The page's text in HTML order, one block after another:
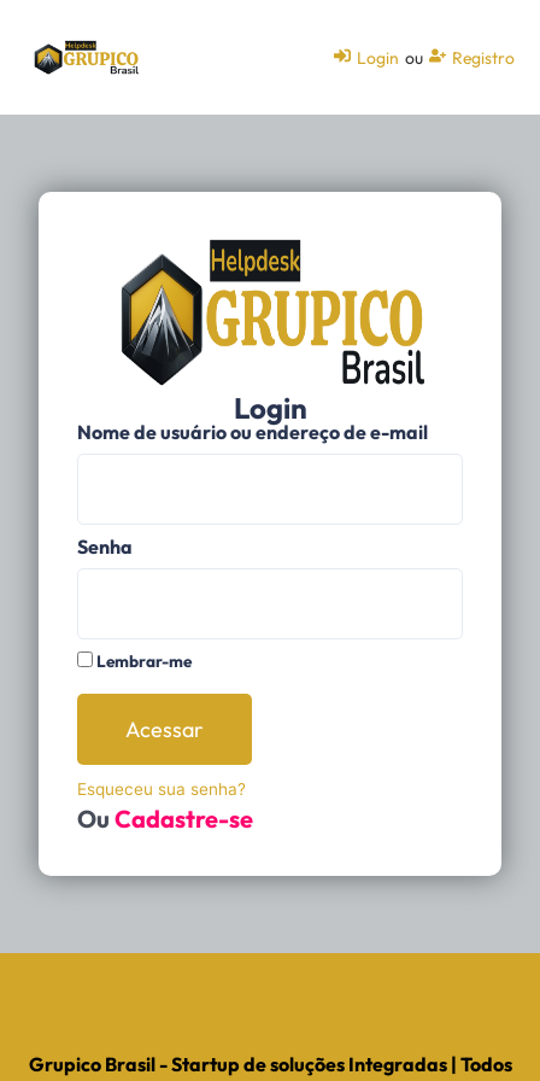
Login ou Registro
Login
Nome de usuário ou endereço de e-mail
Senha
Lembrar-me
Acessar
Esqueceu sua senha?
Ou Cadastre-se
Grupico Brasil - Startup de soluções Integradas | Todos